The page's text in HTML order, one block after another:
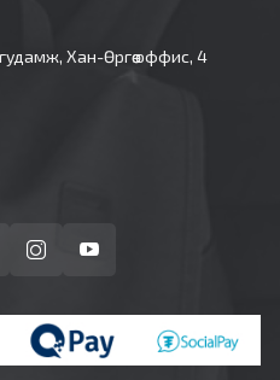
Хан-Өргөө оффис, 4